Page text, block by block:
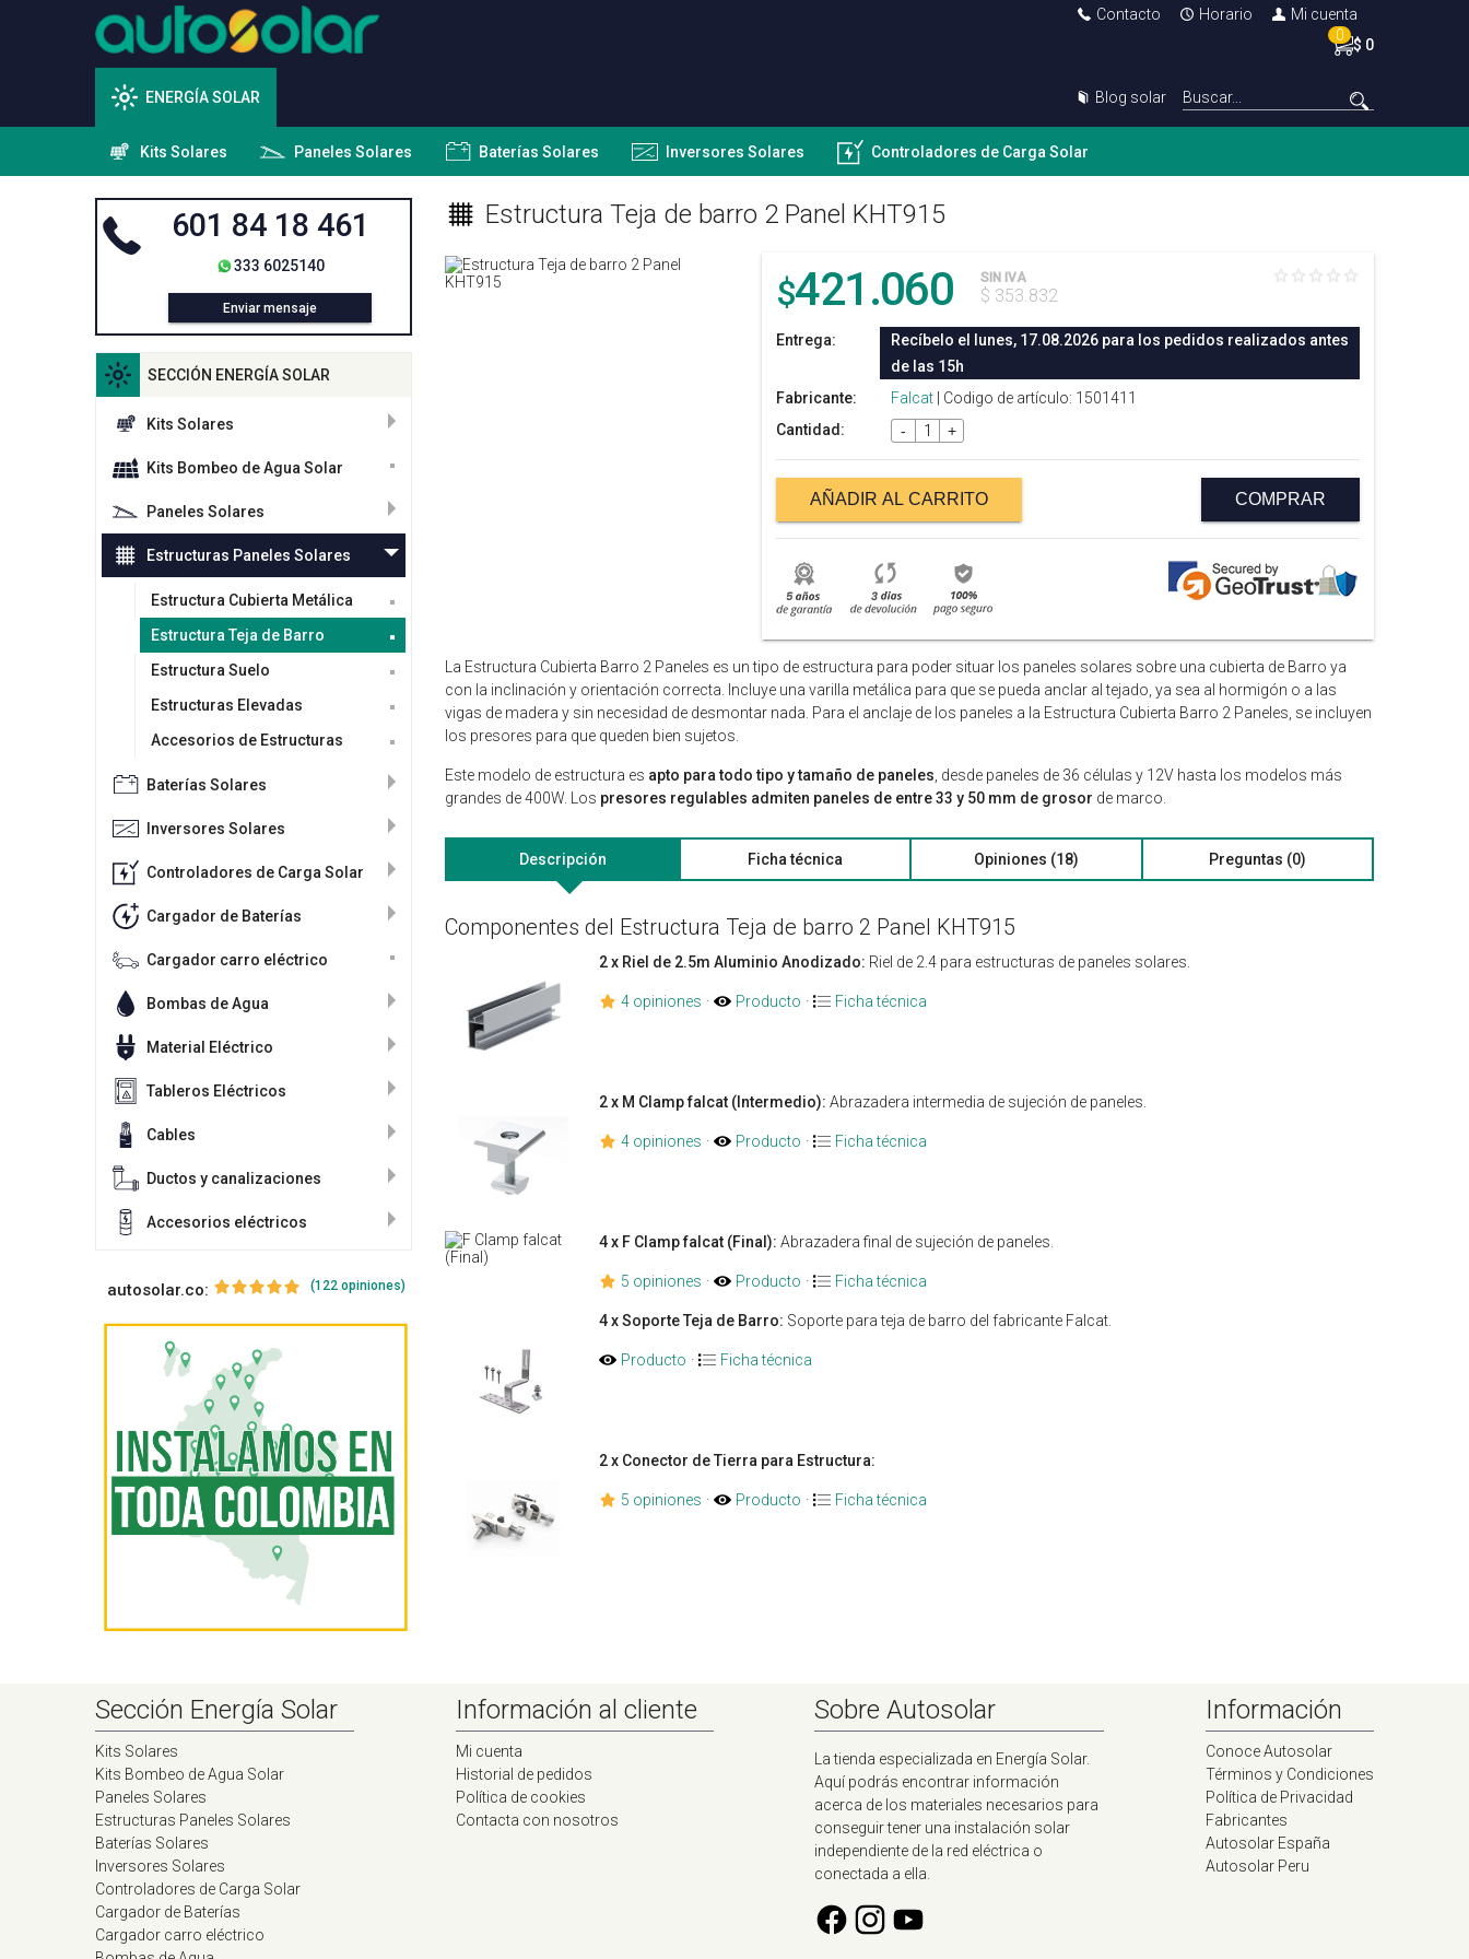
Contacto Horario
Mi cuenta
0
$ 0
ENERGÍA SOLAR Blog solar
Kits Solares Paneles Solares Baterías Solares Inversores Solares Controladores de Carga Solar
601 84 18 461
333 6025140
Enviar mensaje
SECCIÓN ENERGÍA SOLAR
Kits Solares
Kits Bombeo de Agua Solar
Paneles Solares
Estructuras Paneles Solares
Estructura Cubierta Metálica
Estructura Teja de Barro
Estructura Suelo
Estructuras Elevadas
Accesorios de Estructuras
Baterías Solares
Inversores Solares
Controladores de Carga Solar
Cargador de Baterías
Cargador carro eléctrico
Bombas de Agua
Material Eléctrico
Tableros Eléctricos
Cables
Ductos y canalizaciones
Accesorios eléctricos
autosolar.co: (122 opiniones)
Estructura Teja de barro 2 Panel KHT915
$421.060 SIN IVA
$ 353.832
Entrega:
Recíbelo el lunes, 17.08.2026 para los pedidos realizados antes
de las 15h
Fabricante:
Falcat | Codigo de artículo: 1501411
Cantidad:
- +
AÑADIR AL CARRITO COMPRAR
La Estructura Cubierta Barro 2 Paneles es un tipo de estructura para poder situar los paneles solares sobre una cubierta de Barro ya
con la inclinación y orientación correcta. Incluye una varilla metálica para que se pueda anclar al tejado, ya sea al hormigón o a las
vigas de madera y sin necesidad de desmontar nada. Para el anclaje de los paneles a la Estructura Cubierta Barro 2 Paneles, se incluyen
los presores para que queden bien sujetos.
Este modelo de estructura es apto para todo tipo y tamaño de paneles , desde paneles de 36 células y 12V hasta los modelos más
grandes de 400W. Los presores regulables admiten paneles de entre 33 y 50 mm de grosor de marco.
Descripción Ficha técnica Opiniones (18) Preguntas (0)
Componentes del Estructura Teja de barro 2 Panel KHT915
2 x Riel de 2.5m Aluminio Anodizado: Riel de 2.4 para estructuras de paneles solares.
4 opiniones · Producto · Ficha técnica
2 x M Clamp falcat (Intermedio): Abrazadera intermedia de sujeción de paneles.
4 opiniones · Producto · Ficha técnica
4 x F Clamp falcat (Final): Abrazadera final de sujeción de paneles.
5 opiniones · Producto · Ficha técnica
4 x Soporte Teja de Barro: Soporte para teja de barro del fabricante Falcat.
Producto · Ficha técnica
2 x Conector de Tierra para Estructura:
5 opiniones · Producto · Ficha técnica
Sección Energía Solar
Kits Solares
Kits Bombeo de Agua Solar
Paneles Solares
Estructuras Paneles Solares
Baterías Solares
Inversores Solares
Controladores de Carga Solar
Cargador de Baterías
Cargador carro eléctrico
Información al cliente
Mi cuenta
Historial de pedidos
Política de cookies
Contacta con nosotros
Sobre Autosolar
La tienda especializada en Energía Solar.
Aquí podrás encontrar información
acerca de los materiales necesarios para
conseguir tener una instalación solar
independiente de la red eléctrica o
conectada a ella.
Información
Conoce Autosolar
Términos y Condiciones
Política de Privacidad
Fabricantes
Autosolar España
Autosolar Peru